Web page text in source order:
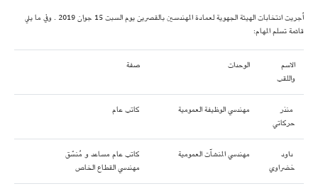
اُجريت انتخابات الهيئة الجهوية لعمادة المهندسين بالقصرين يوم السبت 15 جوان 2019 . وفي ما يلي
قائمة تسلم المهام:
الاسم
واللقب
الوحدات صفة
منذر
حركاتي
مهندسي الوظيفة العمومية كاتب عام
داود
خضراوي
مهندسي المنشآت العمومية
كاتب عام مساعد و مُنسّق
مهندسي القطاع الخاص